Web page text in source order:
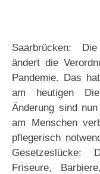
Saarbrücken:
ändert die
Pandemie. Das
am heutigen
Änderung sind
am Menschen
pflegerisch
Gesetzeslücke:
Friseure,